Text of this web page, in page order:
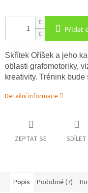
cena:
Přidat
Skřítek Oříšek a jeho
oblasti grafomotoriky,
kreativity. Trénink
Detailní informace
ZEPTAT SE SDÍLET
Popis Podobné (7)